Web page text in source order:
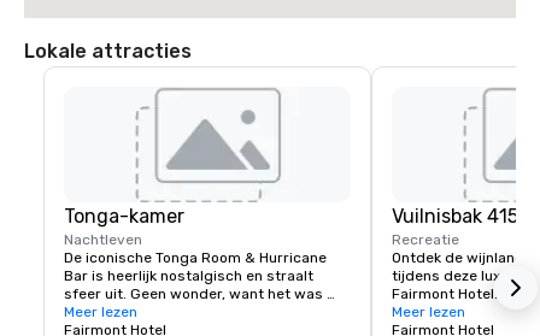
Lokale attracties
Tonga-kamer
Nachtleven
De iconische Tonga Room & Hurricane
Bar is heerlijk nostalgisch en straalt
sfeer uit. Geen wonder, want het was
een decorontwerper uit Hollywood die de
thema-look en feel creëerde. Gasten
Meer lezen
Fairmont Hotel
Vuilnisbak 415
Recreatie
Ontdek de
tijdens deze luxe
Fairmont Hotel.
leren je smaak
wilt dat je reis
Meer lezen
Fairmont Hotel